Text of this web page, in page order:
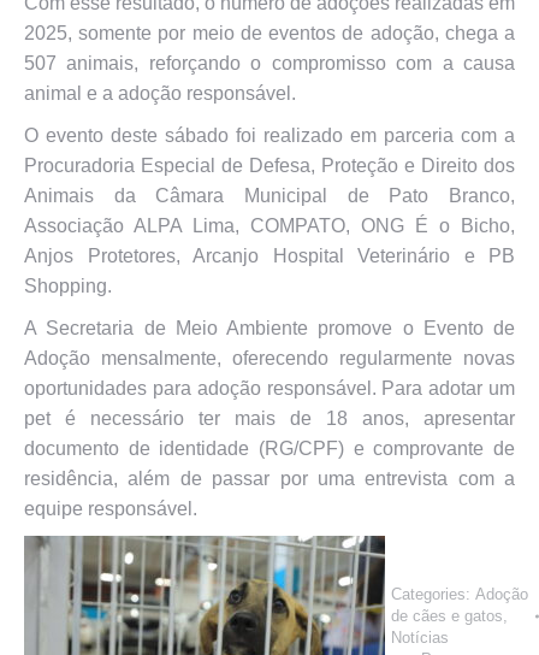
2025, somente por meio de eventos de adoção, chega a
507 animais, reforçando o compromisso com a causa
animal e a adoção responsável.
O evento deste sábado foi realizado em parceria com a
Procuradoria Especial de Defesa, Proteção e Direito dos
Animais da Câmara Municipal de Pato Branco,
Associação ALPA Lima, COMPATO, ONG É o Bicho,
Anjos Protetores, Arcanjo Hospital Veterinário e PB
Shopping.
A Secretaria de Meio Ambiente promove o Evento de
Adoção mensalmente, oferecendo regularmente novas
oportunidades para adoção responsável. Para adotar um
pet é necessário ter mais de 18 anos, apresentar
documento de identidade (RG/CPF) e comprovante de
residência, além de passar por uma entrevista com a
equipe responsável.
Categories: Adoção
de cães e gatos,
Notícias